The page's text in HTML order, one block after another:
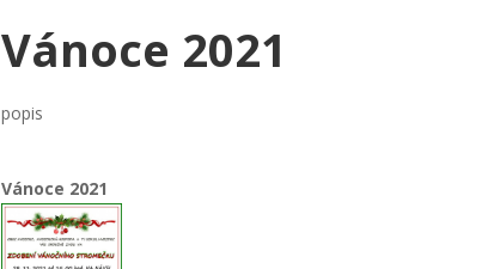
Vánoce 2021
popis
Vánoce 2021